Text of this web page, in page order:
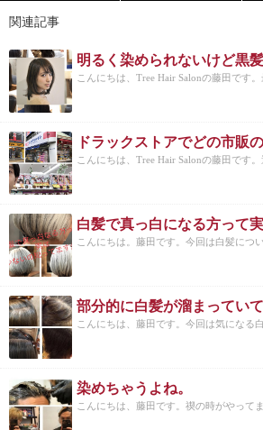
関連記事
こんにちは、Tree Hair Salonの藤田です
こんにちは、Tree Hair Salonの藤田です
こんにちは。藤田です。今回は白髪につ
こんにちは、藤田です。今回は気になる
染めちゃうよね。
こんにちは、藤田です。禊の時がやって